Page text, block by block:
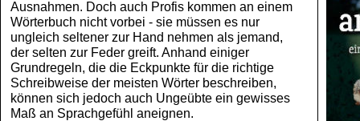
Ausnahmen. Doch auch Profis kommen an einem
Wörterbuch nicht vorbei - sie müssen es nur
ungleich seltener zur Hand nehmen als jemand,
der selten zur Feder greift. Anhand einiger
Grundregeln, die die Eckpunkte für die richtige
Schreibweise der meisten Wörter beschreiben,
können sich jedoch auch Ungeübte ein gewisses
Maß an Sprachgefühl aneignen.